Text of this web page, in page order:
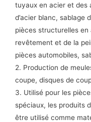
tuyaux en acier et des
d’acier blanc, sablage
pièces structurelles
revêtement et de la
pièces automobiles,
2. Production de
coupe, disques de
3. Utilisé pour les
spéciaux, les produits
être utilisé comme